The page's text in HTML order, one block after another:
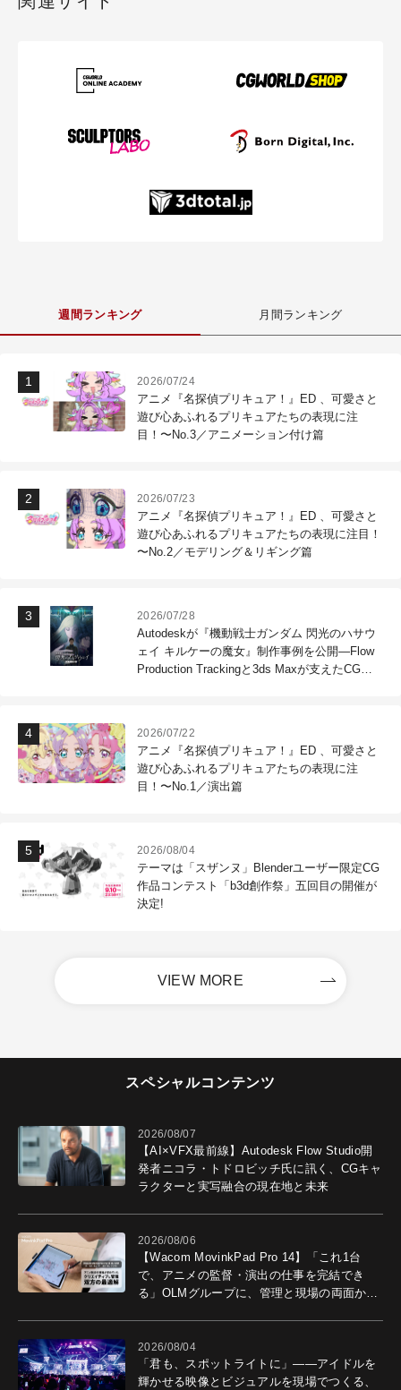
週間ランキング 月間ランキング
2026/07/24
アニメ『名探偵プリキュア！』ED 、可愛さと
遊び心あふれるプリキュアたちの表現に注
目！〜No.3／アニメーション付け篇
2026/07/23
アニメ『名探偵プリキュア！』ED 、可愛さと
遊び心あふれるプリキュアたちの表現に注目！
〜No.2／モデリング＆リギング篇
2026/07/28
Autodeskが『機動戦士ガンダム 閃光のハサウ
ェイ キルケーの魔女』制作事例を公開―Flow
Production Trackingと3ds Maxが支えたCG制
2026/07/22
アニメ『名探偵プリキュア！』ED 、可愛さと
遊び心あふれるプリキュアたちの表現に注
目！〜No.1／演出篇
2026/08/04
テーマは「スザンヌ」Blenderユーザー限定CG
作品コンテスト「b3d創作祭」五回目の開催が
決定!
VIEW MORE
スペシャルコンテンツ
2026/08/07
【AI×VFX最前線】Autodesk Flow Studio開
発者ニコラ・トドロビッチ氏に訊く、CGキャ
ラクターと実写融合の現在地と未来
2026/08/06
【Wacom MovinkPad Pro 14】「これ1台
で、アニメの監督・演出の仕事を完結でき
る」OLMグループに、管理と現場の両面から
2026/08/04
「君も、スポットライトに」――アイドルを
輝かせる映像とビジュアルを現場でつくる、